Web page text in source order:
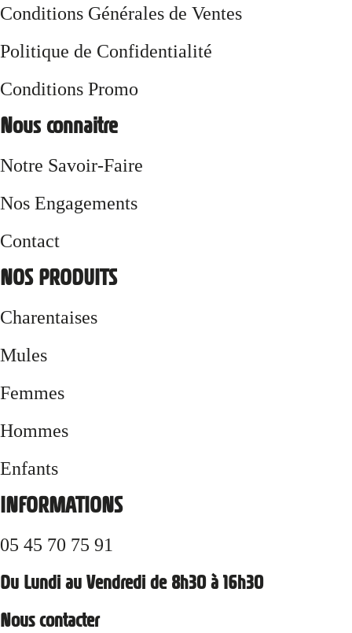
Conditions Générales de Ventes
Politique de Confidentialité
Conditions Promo
Nous connaitre
Notre Savoir-Faire
Nos Engagements
Contact
NOS PRODUITS
Charentaises
Mules
Femmes
Hommes
Enfants
INFORMATIONS
05 45 70 75 91
Du Lundi au Vendredi de 8h30 à 16h30
Nous contacter